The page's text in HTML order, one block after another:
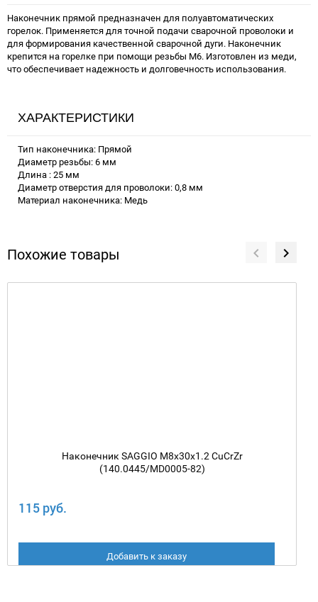
Наконечник прямой предназначен для полуавтоматических
горелок. Применяется для точной подачи сварочной проволоки и
для формирования качественной сварочной дуги. Наконечник
крепится на горелке при помощи резьбы М6. Изготовлен из меди,
что обеспечивает надежность и долговечность использования.
ХАРАКТЕРИСТИКИ
Тип наконечника: Прямой
Диаметр резьбы: 6 мм
Длина : 25 мм
Диаметр отверстия для проволоки: 0,8 мм
Материал наконечника: Медь
Похожие товары
Наконечник SAGGIO M8х30х1.2 CuCrZr
(140.0445/MD0005-82)
115 руб.
Добавить к заказу